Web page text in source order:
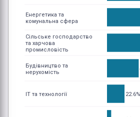
Енергетика та
комунальна сфера
Сільське господарство
та харчова
промисловість
Будівництво та
нерухомість
ІТ та технології